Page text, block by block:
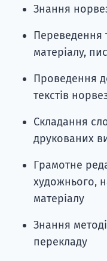
Знання
Переведення
матеріалу,
Проведення
текстів
Складання
друкованих
Грамотне
художнього,
матеріалу
Знання
перекладу